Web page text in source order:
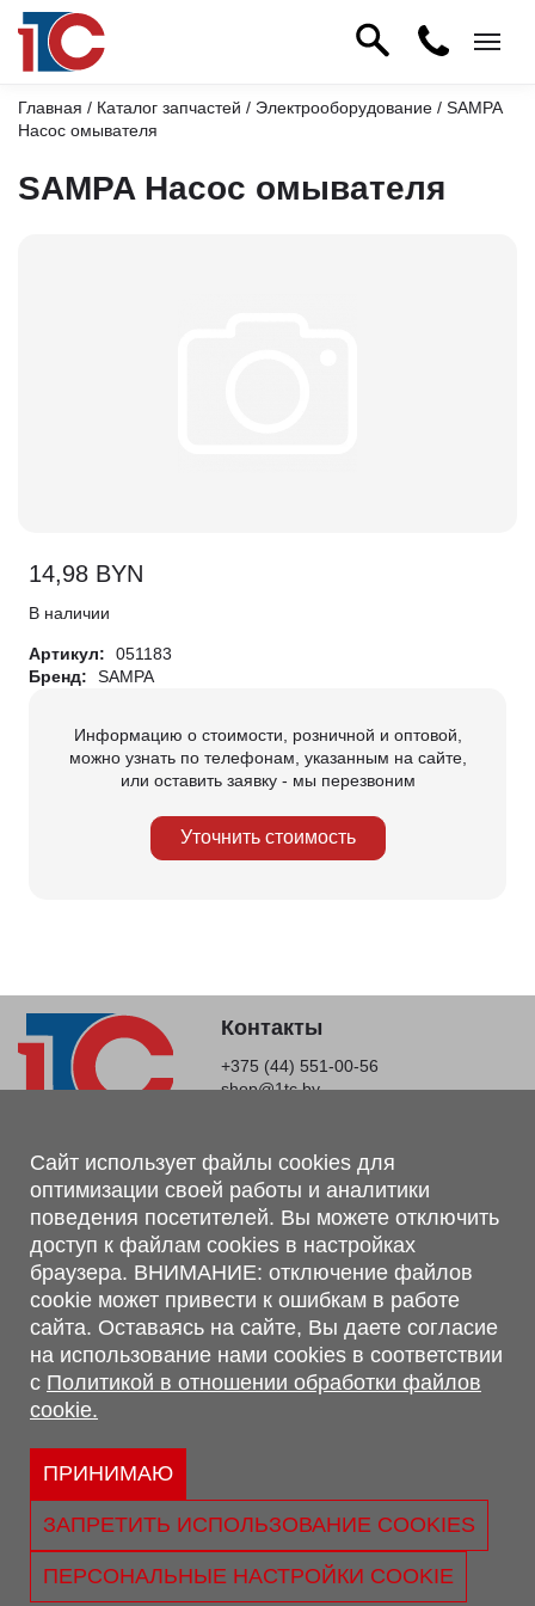
Главная / Каталог запчастей / Электрооборудование / SAMPA
Насос омывателя
SAMPA Насос омывателя
14,98 BYN
В наличии
Артикул:
051183
Бренд:
SAMPA
Информацию о стоимости, розничной и оптовой,
можно узнать по телефонам, указанным на сайте,
или оставить заявку - мы перезвоним
Уточнить стоимость
Контакты
+375 (44) 551-00-56
shop@1tc.by
Магазин, склад
г. Минск, Минский р-н, п. Привольный, ул. Мира, 20А,
223062
г. Брест, ул. Лейтенанта Рябцева, 108 В, 224701
Обращаем Ваше внимание, что вся предоставленная на сайте
информация, касающаяся комплектаций, технических
характеристик, цветовых сочетаний, а также стоимости и
сервисного обслуживания носит информационный характер и
не является публичной офертой, определяемой п.2 ст.407
Гражданского кодекса Республики Беларусь.
Политика обработки персональных данных
Политикой в отношении обработки файлов cookie.
Свидетельство о регистрации №290667530 выдано 02.02.2009
г. Администрацией Ленинского р-на г. Бреста
Сайт использует файлы cookies для
оптимизации своей работы и аналитики
поведения посетителей. Вы можете отключить
доступ к файлам cookies в настройках
браузера. ВНИМАНИЕ: отключение файлов
cookie может привести к ошибкам в работе
сайта. Оставаясь на сайте, Вы даете согласие
на использование нами cookies в соответствии
с Политикой в отношении обработки файлов
cookie.
ПРИНИМАЮ
ЗАПРЕТИТЬ ИСПОЛЬЗОВАНИЕ COOKIES
ПЕРСОНАЛЬНЫЕ НАСТРОЙКИ COOKIE